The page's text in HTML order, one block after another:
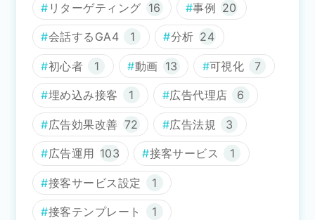
リターゲティング 16 事例 20
会話するGA4 1 分析 24
初心者 1 動画 13 可視化 7
埋め込み接客 1 広告代理店 6
広告効果改善 72 広告法規 3
広告運用 103 接客サービス 1
接客サービス設定 1
接客テンプレート 1